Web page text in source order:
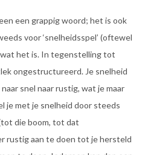
een grappig woord; het is ook
voor ‘snelheidsspel’ (oftewel
wat het is. In tegenstelling tot
ongestructureerd. Je snelheid
snel naar rustig, wat je maar
je met je snelheid door steeds
die boom, tot dat
rustig aan te doen tot je hersteld